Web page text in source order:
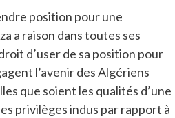
position pour une
a raison dans toutes ses
d’user de sa position pour
l’avenir des Algériens
que soient les qualités d’une
privilèges indus par rapport à